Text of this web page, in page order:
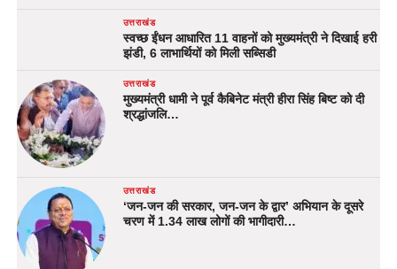
उत्तराखंड
स्वच्छ ईंधन आधारित 11 वाहनों को मुख्यमंत्री ने दिखाई हरी
झंडी, 6 लाभार्थियों को मिली सब्सिडी
उत्तराखंड
मुख्यमंत्री धामी ने पूर्व कैबिनेट मंत्री हीरा सिंह बिष्ट को दी
श्रद्धांजलि…
उत्तराखंड
‘जन-जन की सरकार, जन-जन के द्वार’ अभियान के दूसरे
चरण में 1.34 लाख लोगों की भागीदारी…